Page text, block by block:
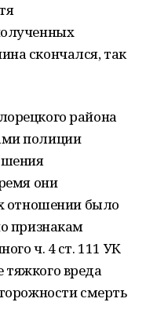
скончался, так
района
полиции
они
отношении было
признакам
ч. 4 ст. 111 УК
вреда
смерть